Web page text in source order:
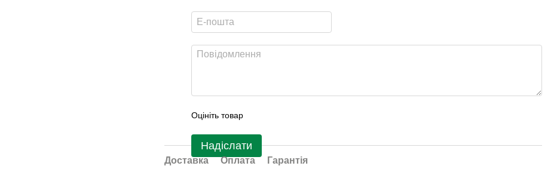
Оцініть товар
Надіслати
Доставка Оплата Гарантія